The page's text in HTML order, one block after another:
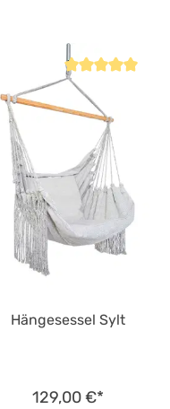
Durchschnittliche
Hängesessel Sylt
129,00 €*